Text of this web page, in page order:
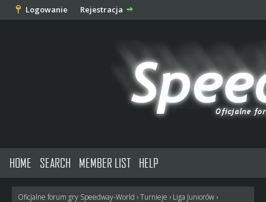
Logowanie Rejestracja
HOME SEARCH MEMBER LIST HELP
Oficjalne forum gry Speedway-World ›Turnieje › Liga Juniorów›